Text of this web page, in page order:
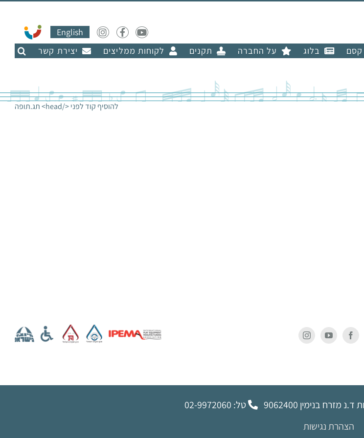
English
קסם בלוג על החברה תקנים לקוחות ממליצים יצירת קשר
להוסיף קוד לפני </head> תג. תופה
מזרח בנימין 9062400
טל: 02-9972060
הצהרת נגישות